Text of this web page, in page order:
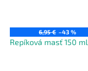
6,95 € –43 %
Repíková masť 150 ml